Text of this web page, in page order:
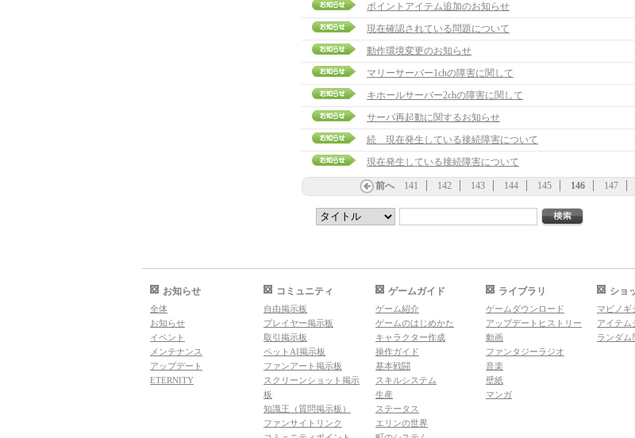
ポイントアイテム追加のお知らせ
現在確認されている問題について
動作環境変更のお知らせ
マリーサーバー1chの障害に関して
キホールサーバー2chの障害に関して
サーバ再起動に関するお知らせ
続 現在発生している接続障害について
現在発生している接続障害について
前へ 141 142 143 144 145 146 147
お知らせ
全体
お知らせ
イベント
メンテナンス
アップデート
ETERNITY
コミュニティ
自由掲示板
プレイヤー掲示板
取引掲示板
ペットAI掲示板
ファンアート掲示板
スクリーンショット掲示
板
知識王（質問掲示板）
ファンサイトリンク
ゲームガイド
ゲーム紹介
ゲームのはじめかた
キャラクター作成
操作ガイド
基本戦闘
スキルシステム
生産
ステータス
エリンの世界
ライブラリ
ゲームダウンロード
アップデートヒストリー
動画
ファンタジーラジオ
音楽
壁紙
マンガ
ショ
マビノギ
アイテム
ランダム